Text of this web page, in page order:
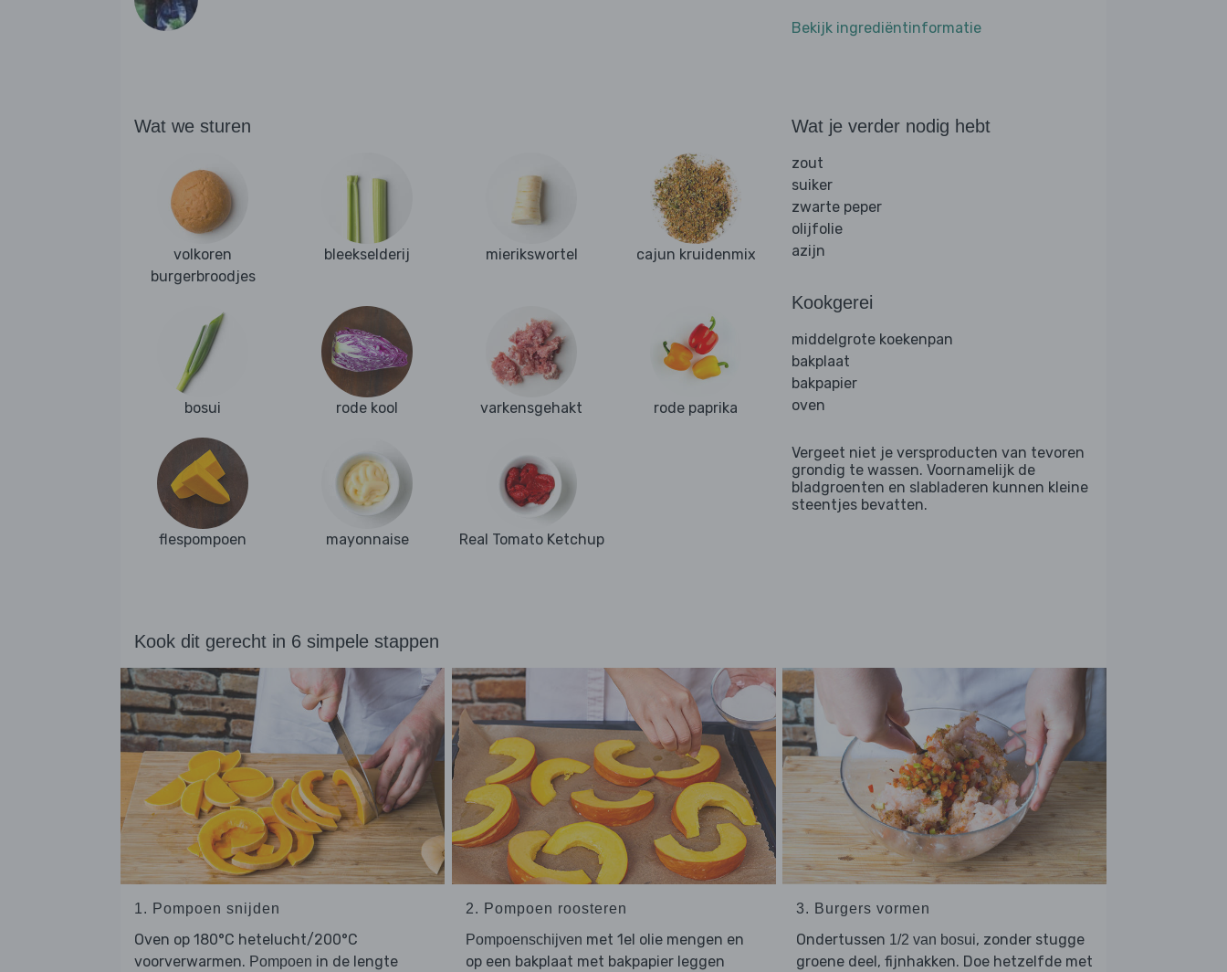
Bekijk ingrediëntinformatie
Wat we sturen
volkoren
burgerbroodjes
bleekselderij mierikswortel cajun kruidenmix
bosui rode kool varkensgehakt rode paprika
flespompoen mayonnaise Real Tomato Ketchup
Wat je verder nodig hebt
zout
suiker
zwarte peper
olijfolie
azijn
Kookgerei
middelgrote koekenpan
bakplaat
bakpapier
oven
Vergeet niet je versproducten van tevoren
grondig te wassen. Voornamelijk de
bladgroenten en slabladeren kunnen kleine
steentjes bevatten.
Kook dit gerecht in 6 simpele stappen
1. Pompoen snijden
Oven op 180°C hetelucht/200°C
voorverwarmen. Pompoen in de lengte
2. Pompoen roosteren
Pompoenschijven met 1el olie mengen en
op een bakplaat met bakpapier leggen
3. Burgers vormen
Ondertussen 1/2 van bosui, zonder stugge
groene deel, fijnhakken. Doe hetzelfde met